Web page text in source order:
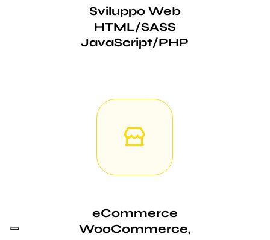
Sviluppo Web
HTML/SASS
JavaScript/PHP
eCommerce
WooCommerce,